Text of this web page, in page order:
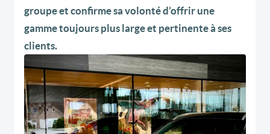
groupe et confirme sa volonté d’offrir une
gamme toujours plus large et pertinente à ses
clients.